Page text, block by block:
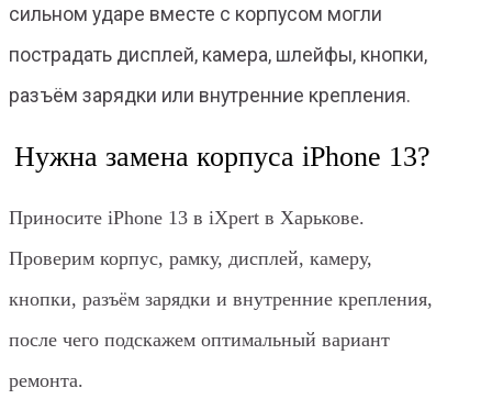
сильном ударе вместе с корпусом могли
пострадать дисплей, камера, шлейфы, кнопки,
разъём зарядки или внутренние крепления.
Нужна замена корпуса iPhone 13?
Приносите iPhone 13 в iXpert в Харькове.
Проверим корпус, рамку, дисплей, камеру,
кнопки, разъём зарядки и внутренние крепления,
после чего подскажем оптимальный вариант
ремонта.